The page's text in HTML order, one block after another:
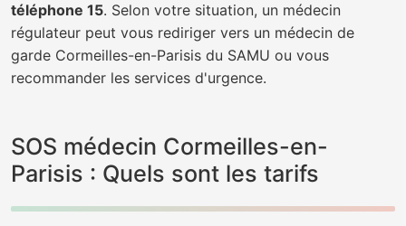
téléphone 15. Selon votre situation, un médecin
régulateur peut vous rediriger vers un médecin de
garde Cormeilles-en-Parisis du SAMU ou vous
recommander les services d'urgence.
SOS médecin Cormeilles-en-
Parisis : Quels sont les tarifs